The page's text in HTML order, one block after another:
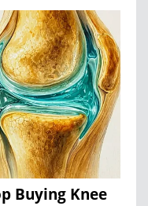
Buying Knee